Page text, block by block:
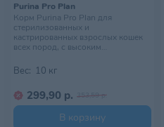
Purina Pro Plan
Корм Purina Pro Plan для
стерилизованных и
кастрированных взрослых кошек
всех пород, с высоким
индейки, Sterilised Adult Renal
Plus, 10 кг
Вес: 10 кг
299,90 р. 353,59 р.
В корзину